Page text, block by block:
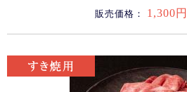
販売価格： 1,300円